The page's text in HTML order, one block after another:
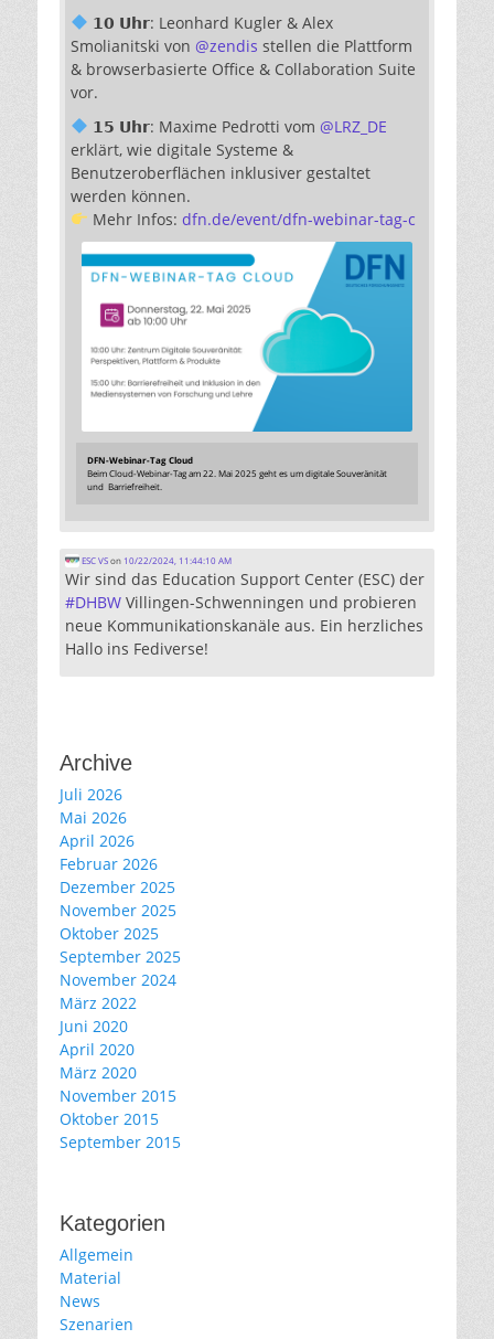
𝟭𝟬 𝗨𝗵𝗿: Leonhard Kugler & Alex
Smolianitski von @zendis stellen die Plattform
& browserbasierte Office & Collaboration Suite
vor.
𝟭𝟱 𝗨𝗵𝗿: Maxime Pedrotti vom @LRZ_DE
erklärt, wie digitale Systeme &
Benutzeroberflächen inklusiver gestaltet
werden können.
Mehr Infos: dfn.de/event/dfn-webinar-tag-c
DFN-Webinar-Tag Cloud
Beim Cloud-Webinar-Tag am 22. Mai 2025 geht es um digitale Souveränität
und Barriefreiheit.
ESC VSon 10/22/2024, 11:44:10 AM
Wir sind das Education Support Center (ESC) der
#DHBW Villingen-Schwenningen und probieren
neue Kommunikationskanäle aus. Ein herzliches
Hallo ins Fediverse!
Archive
Juli 2026
Mai 2026
April 2026
Februar 2026
Dezember 2025
November 2025
Oktober 2025
September 2025
November 2024
März 2022
Juni 2020
April 2020
März 2020
November 2015
Oktober 2015
September 2015
Kategorien
Allgemein
Material
News
Szenarien